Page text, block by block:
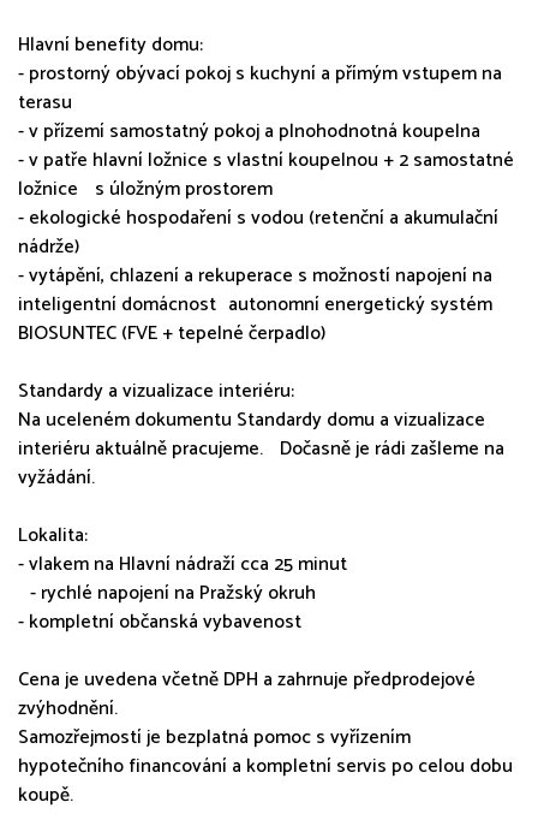
Hlavní benefity domu:
- prostorný obývací pokoj s kuchyní a přímým vstupem na
terasu
- v přízemí samostatný pokoj a plnohodnotná koupelna
- v patře hlavní ložnice s vlastní koupelnou + 2 samostatné
ložnice s úložným prostorem
- ekologické hospodaření s vodou (retenční a akumulační
nádrže)
- vytápění, chlazení a rekuperace s možností napojení na
inteligentní domácnost autonomní energetický systém
BIOSUNTEC (FVE + tepelné čerpadlo)
Standardy a vizualizace interiéru:
Na uceleném dokumentu Standardy domu a vizualizace
interiéru aktuálně pracujeme. Dočasně je rádi zašleme na
vyžádání.
Lokalita:
- vlakem na Hlavní nádraží cca 25 minut
- rychlé napojení na Pražský okruh
- kompletní občanská vybavenost
Cena je uvedena včetně DPH a zahrnuje předprodejové
zvýhodnění.
Samozřejmostí je bezplatná pomoc s vyřízením
hypotečního financování a kompletní servis po celou dobu
koupě.